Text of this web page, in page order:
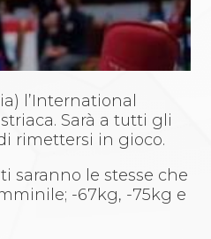
l’International
Sarà a tutti gli
rimettersi in gioco.
saranno le stesse che
-67kg, -75kg e